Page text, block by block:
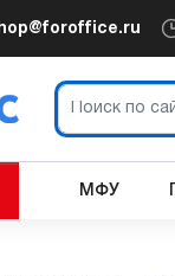
МФУ